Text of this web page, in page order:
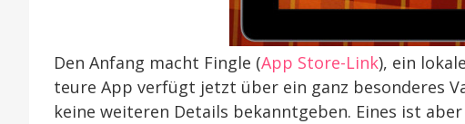
Den Anfang macht Fingle (App Store-Link), ein
teure App verfügt jetzt über ein ganz besonderes
keine weiteren Details bekanntgeben. Eines ist